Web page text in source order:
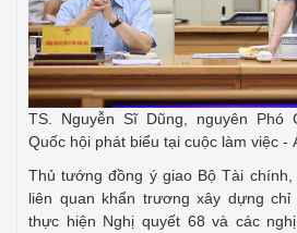
TS. Nguyễn Sĩ Dũng, nguyên Phó
Quốc hội phát biểu tại cuộc làm việc -
Thủ tướng đồng ý giao Bộ Tài
liên quan khẩn trương xây dựng
thực hiện Nghị quyết 68 và các